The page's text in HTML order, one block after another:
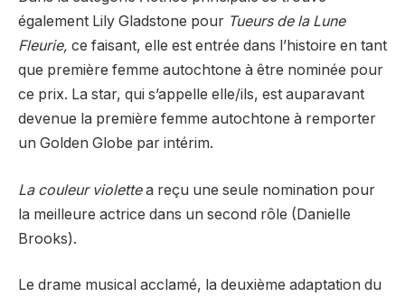
également Lily Gladstone pour Tueurs de la Lune
Fleurie, ce faisant, elle est entrée dans l’histoire en tant
que première femme autochtone à être nominée pour
ce prix. La star, qui s’appelle elle/ils, est auparavant
devenue la première femme autochtone à remporter
un Golden Globe par intérim.
La couleur violettea reçu une seule nomination pour
la meilleure actrice dans un second rôle (Danielle
Brooks).
Le drame musical acclamé, la deuxième adaptation du